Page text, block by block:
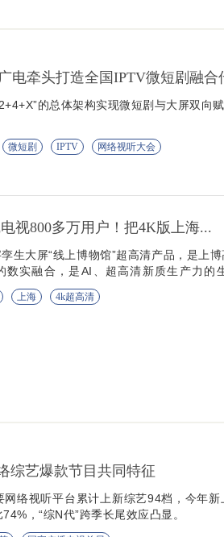
电牵头打造全国IPTV微短剧融合
的总体架构实现微短剧与大屏双向赋
微短剧 IPTV 网络视听大会
视800多万用户！把4K版上海...
生大屏“线上博物馆”超高清产品，是上
数实融合，是AI、超高清新质生产力的
新场景。
上海 4k超高清
综艺爆款节目共同特征
网络视听平台累计上新综艺94档，今年
，“综N代”跨季长尾效应凸显。